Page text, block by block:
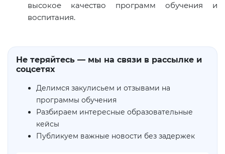
высокое качество программ обучения и
воспитания.
Не теряйтесь — мы на связи в рассылке и
соцсетях
Делимся закулисьем и отзывами на
программы обучения
Разбираем интересные образовательные
кейсы
Публикуем важные новости без задержек